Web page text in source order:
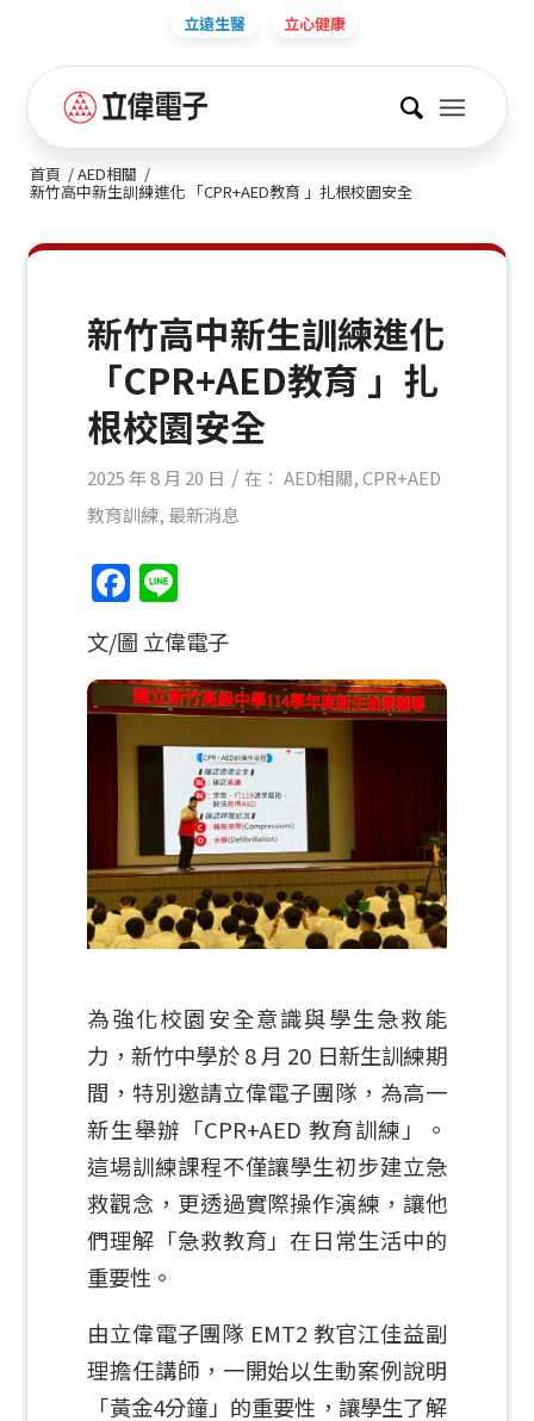
立遠生醫 立心健康
首頁 /AED相關 /
新竹高中新生訓練進化 「CPR+AED教育 」扎根校園安全
新竹高中新生訓練進化
「CPR+AED教育 」扎
根校園安全
2025 年 8 月 20 日 / 在：AED相關,CPR+AED
教育訓練, 最新消息
Facebook
文/圖 立偉電子
為強化校園安全意識與學生急救能
力，新竹中學於 8 月 20 日新生訓練期
間，特別邀請立偉電子團隊，為高一
新生舉辦「CPR+AED 教育訓練」。
這場訓練課程不僅讓學生初步建立急
救觀念，更透過實際操作演練，讓他
們理解「急救教育」在日常生活中的
重要性。
由立偉電子團隊 EMT2 教官江佳益副
理擔任講師，一開始以生動案例說明
「黃金4分鐘」的重要性，讓學生了解